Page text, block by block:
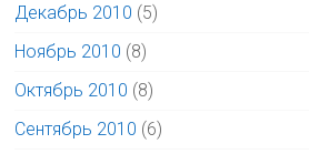
Декабрь 2010 (5)
Ноябрь 2010 (8)
Октябрь 2010 (8)
Сентябрь 2010 (6)